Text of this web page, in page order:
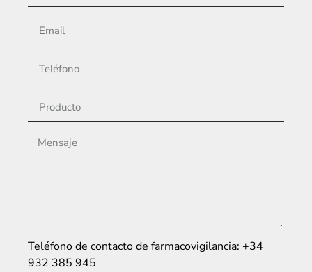
Teléfono de contacto de farmacovigilancia: +34
932 385 945